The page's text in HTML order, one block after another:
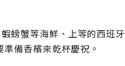
螃蟹等海鮮、上等的西班牙
備香檳來乾杯慶祝。